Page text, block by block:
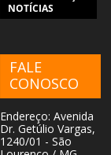
NOTÍCIAS
FALE
CONOSCO
Endereço: Avenida
Dr. Getúlio Vargas,
1240/01 - São